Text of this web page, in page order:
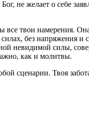
не желает о себе
твои намерения.
без напряжения и
невидимой силы,
как и молитвы.
сценарии. Твоя